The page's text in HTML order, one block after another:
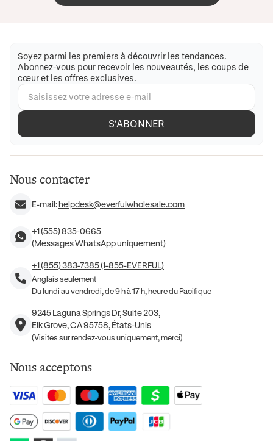
Soyez parmi les premiers à découvrir les tendances.
Abonnez-vous pour recevoir les nouveautés, les coups de
cœur et les offres exclusives.
S'ABONNER
Nous contacter
E-mail:helpdesk@everfulwholesale.com
+1 (555) 835-0665
(Messages WhatsApp uniquement)
+1 (855) 383-7385 (1-855-EVERFUL)
Anglais seulement
Du lundi au vendredi, de 9 h à 17 h, heure du Pacifique
9245 Laguna Springs Dr, Suite 203,
Elk Grove, CA 95758, États-Unis
(Visites sur rendez-vous uniquement, merci)
Nous acceptons